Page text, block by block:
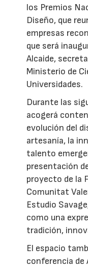
los Premios
Diseño, que
empresas
que será
Alcaide,
Ministerio de
Universidades.
Durante las
acogerá
evolución del
artesanía, la
talento
presentación
proyecto de la
Comunitat
Estudio
como una
tradición,
El espacio
conferencia de